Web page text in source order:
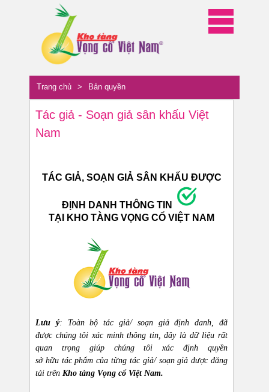
Trang chủ > Bản quyền
Tác giả - Soạn giả sân khấu Việt
Nam
TÁC GIẢ, SOẠN GIẢ SÂN KHẤU ĐƯỢC
ĐỊNH DANH THÔNG TIN
TẠI KHO TÀNG VỌNG CỔ VIỆT NAM
Lưu ý: Toàn bộ tác giả/ soạn giả định danh, đã
được chúng tôi xác minh thông tin, đây là dữ liệu rất
quan trọng giúp chúng tôi xác định quyền
sở hữu tác phẩm của từng tác giả/ soạn giả được đăng
tải trên Kho tàng Vọng cổ Việt Nam.